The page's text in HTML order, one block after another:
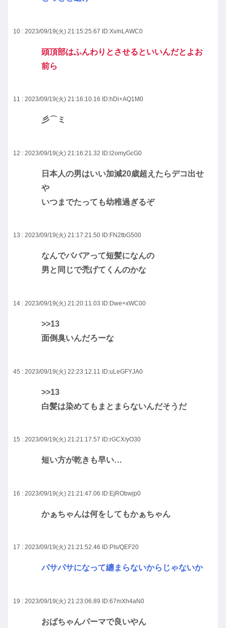
10 : 2023/09/19(火) 21:15:25.67 ID:Xv/nLAWC0
頭頂部はふんわりとさせるといいんだとよお
前ら
11 : 2023/09/19(火) 21:16:10.16 ID:hDi+AQ1M0
彡⌒ミ
12 : 2023/09/19(火) 21:16:21.32 ID:l2omyGcG0
日本人の男はいい加減20歳超えたらデコ出せ
や
いつまでたっても幼稚過ぎるぞ
13 : 2023/09/19(火) 21:17:21.50 ID:FN2tbG500
なんでババアって短髪になんの
男と同じで禿げてくんのかな
14 : 2023/09/19(火) 21:20:11.03 ID:Dwe+xWC00
>>13
面倒臭いんだろーな
45 : 2023/09/19(火) 22:23:12.11 ID:uLeGFYJA0
>>13
白髪は染めてもまとまらないんだそうだ
15 : 2023/09/19(火) 21:21:17.57 ID:rGCX/yO30
短い方が乾きも早い…
16 : 2023/09/19(火) 21:21:47.06 ID:EjRObwjp0
かぁちゃんは何をしてもかぁちゃん
17 : 2023/09/19(火) 21:21:52.46 ID:PIs/QEF20
パサパサになって纏まらないからじゃないか
19 : 2023/09/19(火) 21:23:06.89 ID:67mXh4aN0
おばちゃんパーマで良いやん